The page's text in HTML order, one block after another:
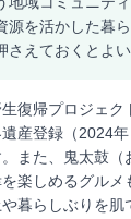
源を活かした暮
さえておくとよい
復帰プロジェク
産登録（2024
また、鬼太鼓
楽しめるグルメ
暮らしぶりを肌